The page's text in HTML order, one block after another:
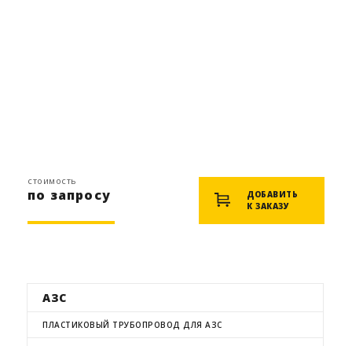
стоимость
по запросу
ДОБАВИТЬ
К ЗАКАЗУ
АЗС
ПЛАСТИКОВЫЙ ТРУБОПРОВОД ДЛЯ АЗС